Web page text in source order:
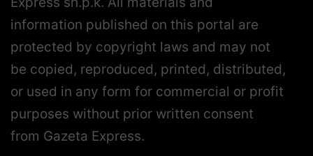
information published on this portal are
protected by copyright laws and may not
be copied, reproduced, printed, distributed,
or used in any form for commercial or profit
purposes without prior written consent
from Gazeta Express.